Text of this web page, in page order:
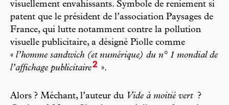
visuellement envahissants. Symbole de reniement si
patent que le président de l’association Paysages de
France, qui lutte notamment contre la pollution
visuelle publicitaire, a désigné Piolle comme
« l’homme sandwich (et numérique) du n° 1 mondial de
l’affichage publicitaire2 ».
Alors ? Méchant, l’auteur du Vide à moitié vert ?